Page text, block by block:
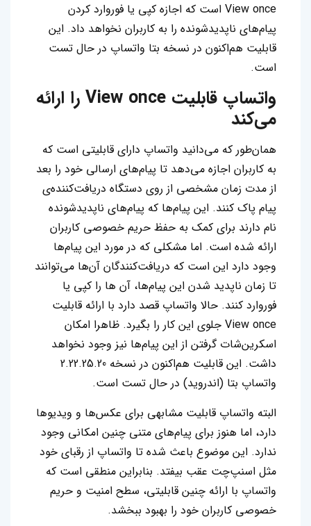
View once است که اجازه کپی یا فوروارد کردن
پیام‌های ناپدیدشونده را به کاربران نخواهد داد. این
قابلیت هم‌اکنون در نسخه بتا واتساپ در حال تست
است.
واتساپ قابلیت View once را ارائه
می‌کند
همان‌طور که می‌دانید واتساپ دارای قابلیتی است که
به کاربران اجازه می‌دهد تا پیام‌های ارسالی خود را بعد
از مدت زمان مشخصی از روی دستگاه دریافت‌کننده‌ی
پیام پاک کنند. این پیام‌ها که پیام‌های ناپدیدشونده
نام دارند برای کمک به حفظ حریم خصوصی کاربران
ارائه شده است. اما مشکلی که در مورد این پیام‌ها
وجود دارد این است که دریافت‌کنندگان آن‌ها می‌توانند
تا زمان ناپدید شدن این پیام‌ها، آن ها را کپی یا
فوروارد کنند. حالا واتساپ قصد دارد با ارائه قابلیت
View once جلوی این کار را بگیرد. ظاهرا امکان
اسکرین‌شات گرفتن از این پیام‌ها نیز وجود نخواهد
داشت. این قابلیت هم‌اکنون در نسخه 2.22.25.20
واتساپ بتا (اندروید) در حال تست است. ‌
البته واتساپ قابلیت مشابهی برای عکس‌ها و ویدیوها
دارد، اما هنوز برای پیام‌های متنی چنین امکانی وجود
ندارد. این موضوع باعث شده تا واتساپ از رقبای خود
مثل اسنپ‌چت عقب بیفتد. بنابراین منطقی است که
واتساپ با ارائه چنین قابلیتی، سطح امنیت و حریم
خصوصی کاربران خود را بهبود ببخشد.